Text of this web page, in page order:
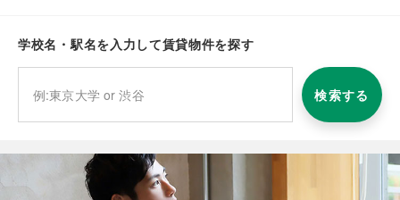
学校名・駅名を入力して賃貸物件を探す
検索する